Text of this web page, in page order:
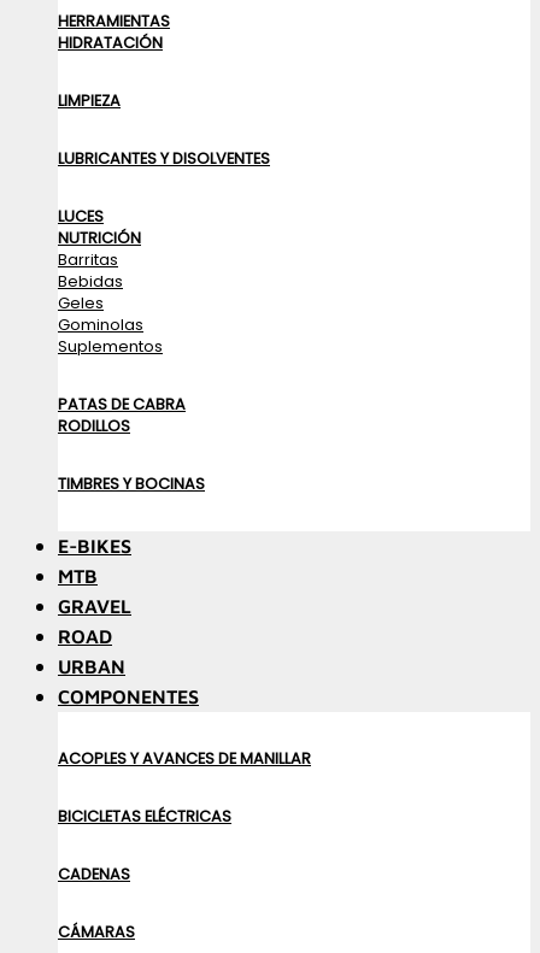
HERRAMIENTAS
HIDRATACIÓN
LIMPIEZA
LUBRICANTES Y DISOLVENTES
LUCES
NUTRICIÓN
Barritas
Bebidas
Geles
Gominolas
Suplementos
PATAS DE CABRA
RODILLOS
TIMBRES Y BOCINAS
E-BIKES
MTB
GRAVEL
ROAD
URBAN
COMPONENTES
ACOPLES Y AVANCES DE MANILLAR
BICICLETAS ELÉCTRICAS
CADENAS
CÁMARAS